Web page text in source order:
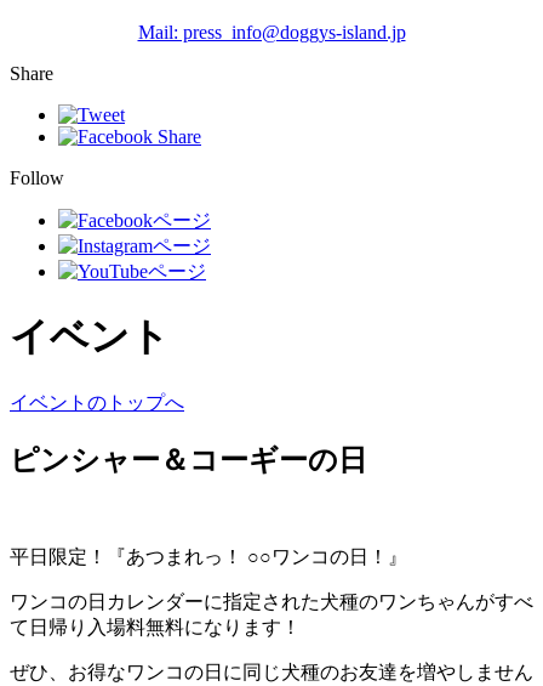
Mail: press_info@doggys-island.jp
Share
Follow
イベント
イベントのトップへ
ピンシャー＆コーギーの日
平日限定！『あつまれっ！ ○○ワンコの日！』
ワンコの日カレンダーに指定された犬種のワンちゃんがすべ
て日帰り入場料無料になります！
ぜひ、お得なワンコの日に同じ犬種のお友達を増やしません